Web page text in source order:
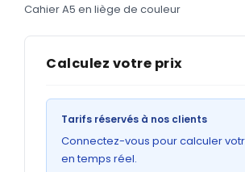
GRAND FORMAT
Cahier A5 en liège de couleur
Calculez votre prix
Tarifs réservés à nos clients
Connectez-vous pour calculer
en temps réel.